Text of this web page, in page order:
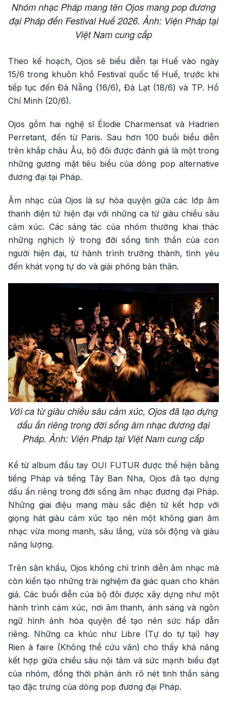
Nhóm nhạc Pháp mang tên Ojos mang pop đương
đại Pháp đến Festival Huế 2026. Ảnh: Viện Pháp tại
Việt Nam cung cấp
Theo kế hoạch, Ojos sẽ biểu diễn tại Huế vào ngày
15/6 trong khuôn khổ Festival quốc tế Huế, trước khi
tiếp tục đến Đà Nẵng (16/6), Đà Lạt (18/6) và TP. Hồ
Chí Minh (20/6).
Ojos gồm hai nghệ sĩ Élodie Charmensat và Hadrien
Perretant, đến từ Paris. Sau hơn 100 buổi biểu diễn
trên khắp châu Âu, bộ đôi được đánh giá là một trong
những gương mặt tiêu biểu của dòng pop alternative
đương đại tại Pháp.
Âm nhạc của Ojos là sự hòa quyện giữa các lớp âm
thanh điện tử hiện đại với những ca từ giàu chiều sâu
cảm xúc. Các sáng tác của nhóm thường khai thác
những nghịch lý trong đời sống tinh thần của con
người hiện đại, từ hành trình trưởng thành, tình yêu
đến khát vọng tự do và giải phóng bản thân.
Với ca từ giàu chiều sâu cảm xúc, Ojos đã tạo dựng
dấu ấn riêng trong đời sống âm nhạc đương đại
Pháp. Ảnh: Viện Pháp tại Việt Nam cung cấp
Kể từ album đầu tay OUI FUTUR được thể hiện bằng
tiếng Pháp và tiếng Tây Ban Nha, Ojos đã tạo dựng
dấu ấn riêng trong đời sống âm nhạc đương đại Pháp.
Những giai điệu mang màu sắc điện tử kết hợp với
giọng hát giàu cảm xúc tạo nên một không gian âm
nhạc vừa mong manh, sâu lắng, vừa sôi động và giàu
năng lượng.
Trên sân khấu, Ojos không chỉ trình diễn âm nhạc mà
còn kiến tạo những trải nghiệm đa giác quan cho khán
giả. Các buổi diễn của bộ đôi được xây dựng như một
hành trình cảm xúc, nơi âm thanh, ánh sáng và ngôn
ngữ hình ảnh hòa quyện để tạo nên sức hấp dẫn
riêng. Những ca khúc như Libre (Tự do tự tại) hay
Rien à faire (Không thể cứu vãn) cho thấy khả năng
kết hợp giữa chiều sâu nội tâm và sức mạnh biểu đạt
của nhóm, đồng thời phản ánh rõ nét tinh thần sáng
tạo đặc trưng của dòng pop đương đại Pháp.